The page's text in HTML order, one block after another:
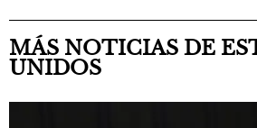
MÁS NOTICIAS DE
UNIDOS